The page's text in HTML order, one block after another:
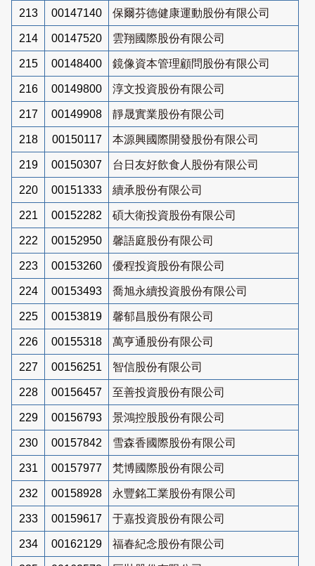
213 00147140 保爾芬德健康運動股份有限公司
214 00147520 雲翔國際股份有限公司
215 00148400 鏡像資本管理顧問股份有限公司
216 00149800 淳文投資股份有限公司
217 00149908 靜晟實業股份有限公司
218 00150117 本源興國際開發股份有限公司
219 00150307 台日友好飲食人股份有限公司
220 00151333 續承股份有限公司
221 00152282 碩大衛投資股份有限公司
222 00152950 馨語庭股份有限公司
223 00153260 優程投資股份有限公司
224 00153493 喬旭永續投資股份有限公司
225 00153819 馨郁昌股份有限公司
226 00155318 萬亨通股份有限公司
227 00156251 智信股份有限公司
228 00156457 至善投資股份有限公司
229 00156793 景鴻控股股份有限公司
230 00157842 雪森香國際股份有限公司
231 00157977 梵博國際股份有限公司
232 00158928 永豐銘工業股份有限公司
233 00159617 于嘉投資股份有限公司
234 00162129 福春紀念股份有限公司